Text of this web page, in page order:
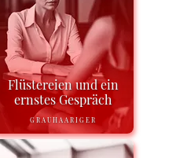
Flüstereien und ein
ernstes Gespräch
GRAUHAARIGER